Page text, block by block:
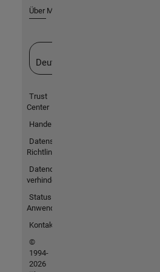
Über MathWorks
Deutschland
Trust
Center
Handelsmarken
Datenschutz-
Richtlinien
Datendiebstahl
verhindern
Status von
Anwendungen
Kontakt
©
1994-
2026